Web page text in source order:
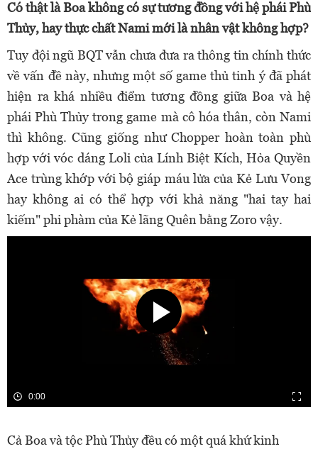
Có thật là Boa không có sự tương đồng với hệ phái Phù
Thủy, hay thực chất Nami mới là nhân vật không hợp?
Tuy đội ngũ BQT vẫn chưa đưa ra thông tin chính thức
về vấn đề này, nhưng một số game thủ tinh ý đã phát
hiện ra khá nhiều điểm tương đồng giữa Boa và hệ
phái Phù Thủy trong game mà cô hóa thân, còn Nami
thì không. Cũng giống như Chopper hoàn toàn phù
hợp với vóc dáng Loli của Lính Biệt Kích, Hỏa Quyền
Ace trùng khớp với bộ giáp máu lửa của Kẻ Lưu Vong
hay không ai có thể hợp với khả năng "hai tay hai
kiếm" phi phàm của Kẻ lãng Quên bằng Zoro vậy.
0:00
Cả Boa và tộc Phù Thủy đều có một quá khứ kinh